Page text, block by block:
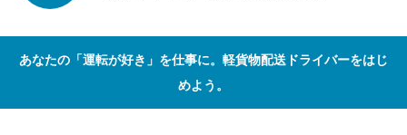
あなたの「運転が好き」を仕事に。軽貨物配送ドライバーをはじ
めよう。